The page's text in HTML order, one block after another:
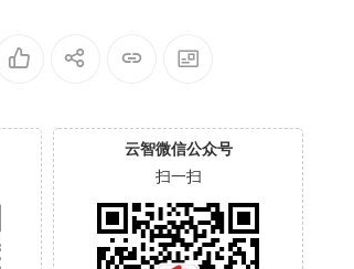
云智微信公众号
扫一扫